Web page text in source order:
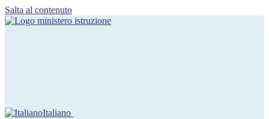
Salta al contenuto
Italiano